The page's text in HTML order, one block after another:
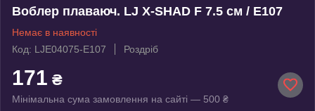
Воблер плаваюч. LJ X-SHAD F 7.5 см / E107
Немає в наявності
Код: LJE04075-E107
Роздріб
171 ₴
Мінімальна сума замовлення на сайті — 500 ₴